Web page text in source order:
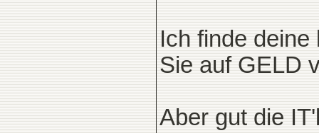
Ich finde
Sie auf GELD
Aber gut die